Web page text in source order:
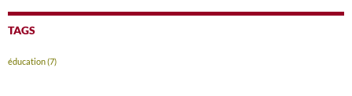
TAGS
éducation(7)